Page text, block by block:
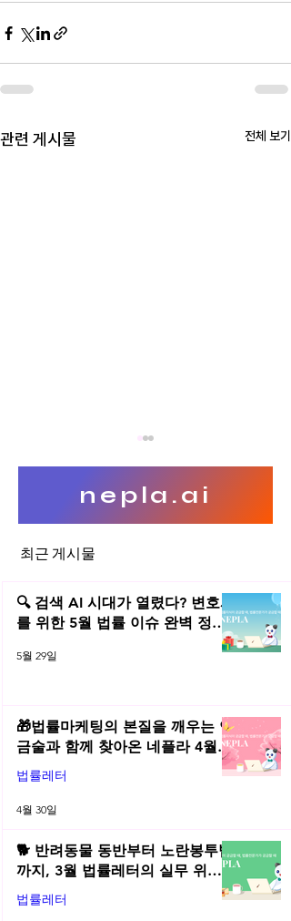
관련 게시물 전체 보기
양수 법률관계 정리
nepla.ai
최근 게시물
🔍 검색 AI 시대가 열렸다? 변호사
를 위한 5월 법률 이슈 완벽 정리 |
5월 29일
🎁법률마케팅의 본질을 깨우는 연
금술과 함께 찾아온 네플라 4월
법률레터
법률레터
4월 30일
🐕 반려동물 동반부터 노란봉투법
까지, 3월 법률레터의 실무 위키
총정리! | 2026년 3월 네플라 법률
레터
법률레터